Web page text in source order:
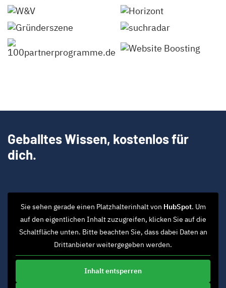
Geballtes Wissen, kostenlos für
dich.
Sie sehen gerade einen Platzhalterinhalt von HubSpot. Um
auf den eigentlichen Inhalt zuzugreifen, klicken Sie auf die
Schaltfläche unten. Bitte beachten Sie, dass dabei Daten an
Drittanbieter weitergegeben werden.
Inhalt entsperren